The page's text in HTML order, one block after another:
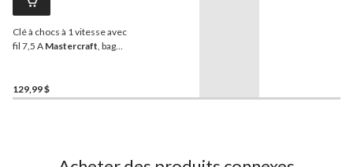
Clé à chocs à 1 vitesse avec
fil 7,5 A Mastercraft , bague
1/2 po
129,99 $